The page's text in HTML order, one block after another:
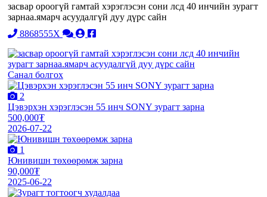
засвар ороогүй гамтай хэрэглэсэн сони лсд 40 инчийн зурагт
зарнаа.ямарч асуудалгүй дуу дүрс сайн
8868555X
Санал болгох
2
Цэвэрхэн хэрэглэсэн 55 инч SONY зурагт зарна
500,000₮
2026-07-22
1
Юнивишн төхөөрөмж зарна
90,000₮
2025-06-22